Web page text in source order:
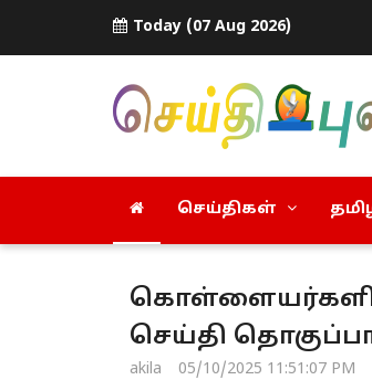
Today (07 Aug 2026)
செய்திகள்
செய்தி
akila 05/10/2025 11:51:07 PM